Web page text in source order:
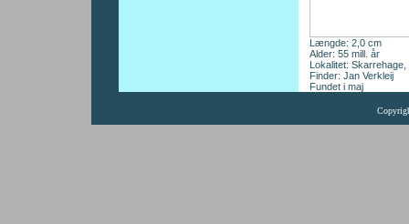
Længde: 2,0 cm
Alder: 55 mill. år
Lokalitet: Skarrehage,
Finder: Jan Verkleij
Fundet i maj